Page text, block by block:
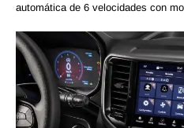
automática de 6 velocidades con